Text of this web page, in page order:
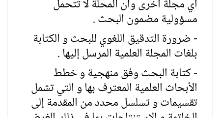
أي مجلة أخرى وأن المحلة لا تتحمل
مسؤولية مضمون البحث .
- ضرورة التدقيق اللغوي للبحث و الكتابة
بلغات المجلة العلمية المرسل إليها .
- كتابة البحث وفق منهجية و خطط
الأبحاث العلمية المعترف بها و التي تشمل
تقسيمات و تسلسل محدد من المقدمة إلى